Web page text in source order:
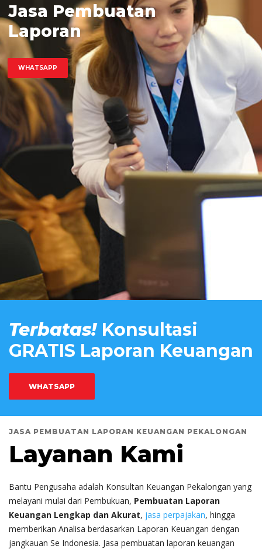
Jasa Pembuatan
Laporan
Keuangan
WHATSAPP
Terbatas! Konsultasi
GRATIS Laporan Keuangan
WHATSAPP
JASA PEMBUATAN LAPORAN KEUANGAN PEKALONGAN
Layanan Kami
Bantu Pengusaha adalah Konsultan Keuangan Pekalongan yang
melayani mulai dari Pembukuan, Pembuatan Laporan
Keuangan Lengkap dan Akurat, jasa perpajakan, hingga
memberikan Analisa berdasarkan Laporan Keuangan dengan
jangkauan Se Indonesia. Jasa pembuatan laporan keuangan